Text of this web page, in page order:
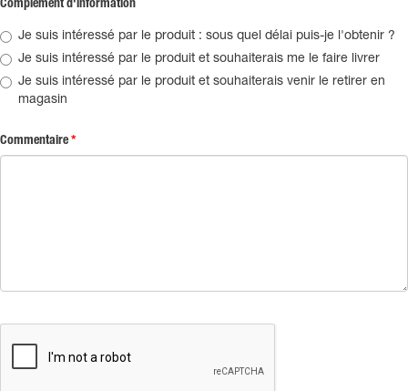
Complément d'information
Je suis intéressé par le produit : sous quel délai puis-je l'obtenir ?
Je suis intéressé par le produit et souhaiterais me le faire livrer
Je suis intéressé par le produit et souhaiterais venir le retirer en
magasin
Commentaire *